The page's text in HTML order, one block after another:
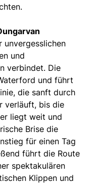
unvergesslichen
und
verbindet. Die
und führt
die sanft durch
verläuft, bis die
liegt weit und
Brise die
für einen Tag
führt die Route
spektakulären
Klippen und